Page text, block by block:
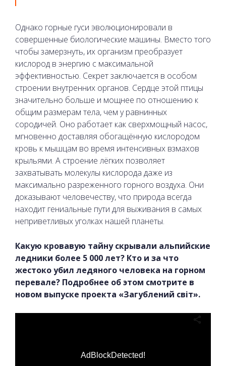
Однако горные гуси эволюционировали в
совершенные биологические машины. Вместо того
чтобы замерзнуть, их организм преобразует
кислород в энергию с максимальной
эффективностью. Секрет заключается в особом
строении внутренних органов. Сердце этой птицы
значительно больше и мощнее по отношению к
общим размерам тела, чем у равнинных
сородичей. Оно работает как сверхмощный насос,
мгновенно доставляя обогащённую кислородом
кровь к мышцам во время интенсивных взмахов
крыльями. А строение лёгких позволяет
захватывать молекулы кислорода даже из
максимально разреженного горного воздуха. Они
доказывают человечеству, что природа всегда
находит гениальные пути для выживания в самых
неприветливых уголках нашей планеты.
Какую кровавую тайну скрывали альпийские
ледники более 5 000 лет? Кто и за что
жестоко убил ледяного человека на горном
перевале? Подробнее об этом смотрите в
новом выпуске проекта «Загублений світ».
AdBlockDetected!